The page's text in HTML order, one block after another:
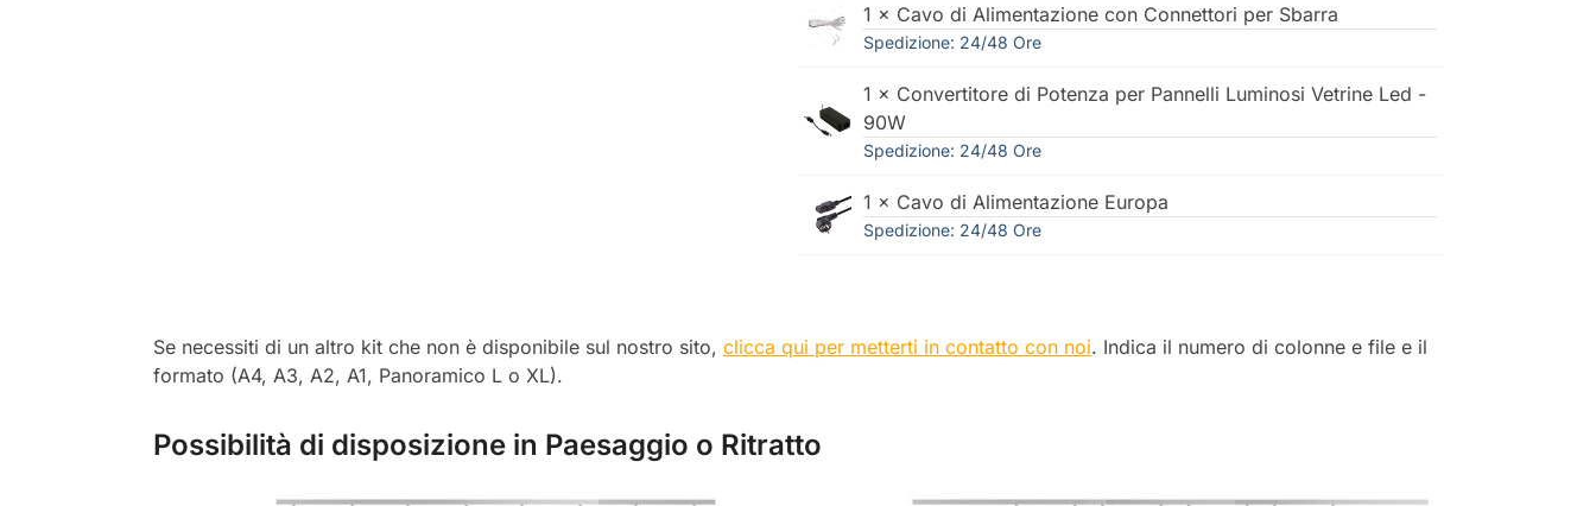
1 × Cavo di Alimentazione con Connettori per Sbarra
Spedizione: 24/48 Ore
1 × Convertitore di Potenza per Pannelli Luminosi Vetrine Led -
90W
Spedizione: 24/48 Ore
1 × Cavo di Alimentazione Europa
Spedizione: 24/48 Ore
Se necessiti di un altro kit che non è disponibile sul nostro sito, clicca qui per metterti in contatto con noi. Indica il numero di colonne e file e il
formato (A4, A3, A2, A1, Panoramico L o XL).
Possibilità di disposizione in Paesaggio o Ritratto